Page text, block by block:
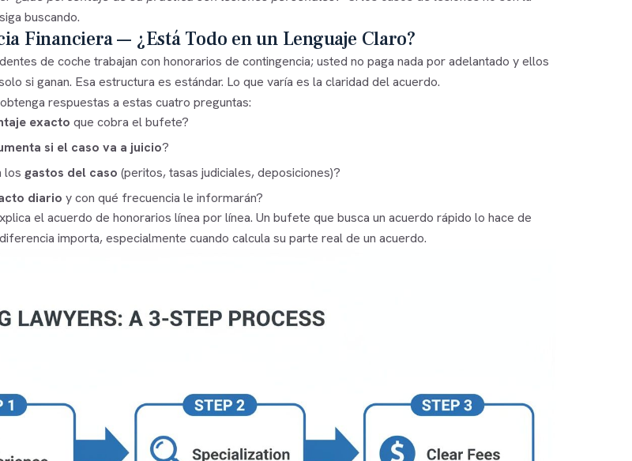
buscando.
Financiera — ¿Está Todo en un Lenguaje Claro?
de coche trabajan con honorarios de contingencia; usted no paga nada por adelantado y ellos
si ganan. Esa estructura es estándar. Lo que varía es la claridad del acuerdo.
respuestas a estas cuatro preguntas:
exacto que cobra el bufete?
si el caso va a juicio?
los gastos del caso (peritos, tasas judiciales, deposiciones)?
diario y con qué frecuencia le informarán?
el acuerdo de honorarios línea por línea. Un bufete que busca un acuerdo rápido lo hace de
importa, especialmente cuando calcula su parte real de un acuerdo.